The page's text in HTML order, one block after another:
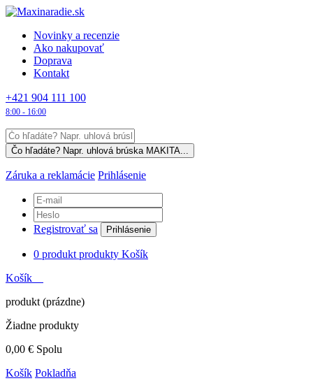
Novinky a recenzie
Ako nakupovať
Doprava
Kontakt
+421 904 111 100
8:00 - 16:00
Záruka a reklamácie Prihlásenie
Registrovať sa Prihlásenie
0 produkt produkty Košík
Košík
produkt (prázdne)
Žiadne produkty
0,00 € Spolu
Košík Pokladňa